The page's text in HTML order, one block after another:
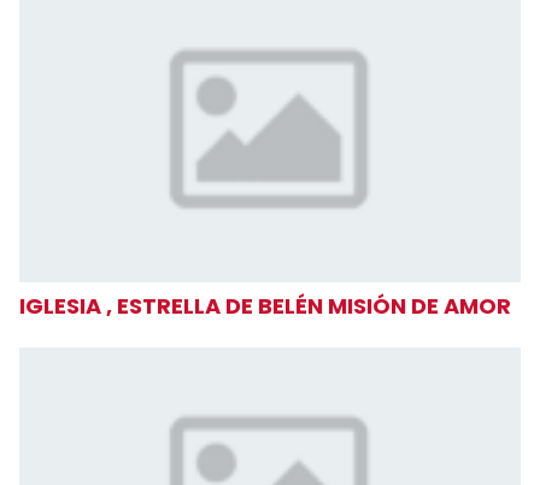
IGLESIA , ESTRELLA DE BELÉN MISIÓN DE AMOR